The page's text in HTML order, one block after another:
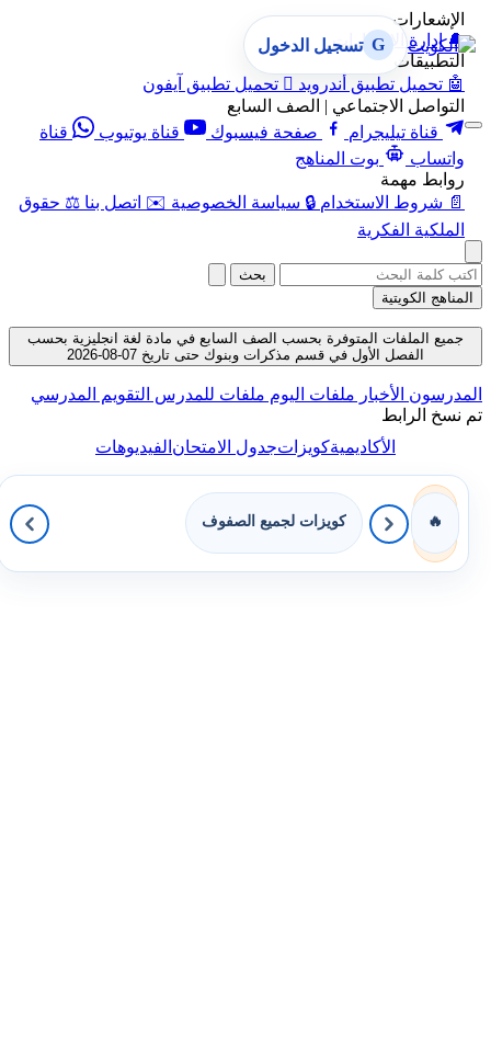
الإشعارات
🔔 إدارة الإشعارات
التطبيقات
🤖 تحميل تطبيق أندرويد  تحميل تطبيق آيفون
التواصل الاجتماعي | الصف السابع
قناة تيليجرام
صفحة فيسبوك قناة يوتيوب
قناة
واتساب
بوت المناهج
روابط مهمة
📄 شروط الاستخدام 🔒 سياسة الخصوصية ✉️ اتصل بنا ⚖️ حقوق
الملكية الفكرية
G تسجيل الدخول
بحث
المناهج الكويتية
جميع الملفات المتوفرة بحسب الصف السابع في مادة لغة انجليزية بحسب
الفصل الأول في قسم مذكرات وبنوك حتى تاريخ 07-08-2026
المدرسون الأخبار ملفات اليوم ملفات للمدرس التقويم المدرسي
تم نسخ الرابط
الأكاديميةكويزاتجدول الامتحانالفيديوهات
🔥 كويزات لجميع الصفوف